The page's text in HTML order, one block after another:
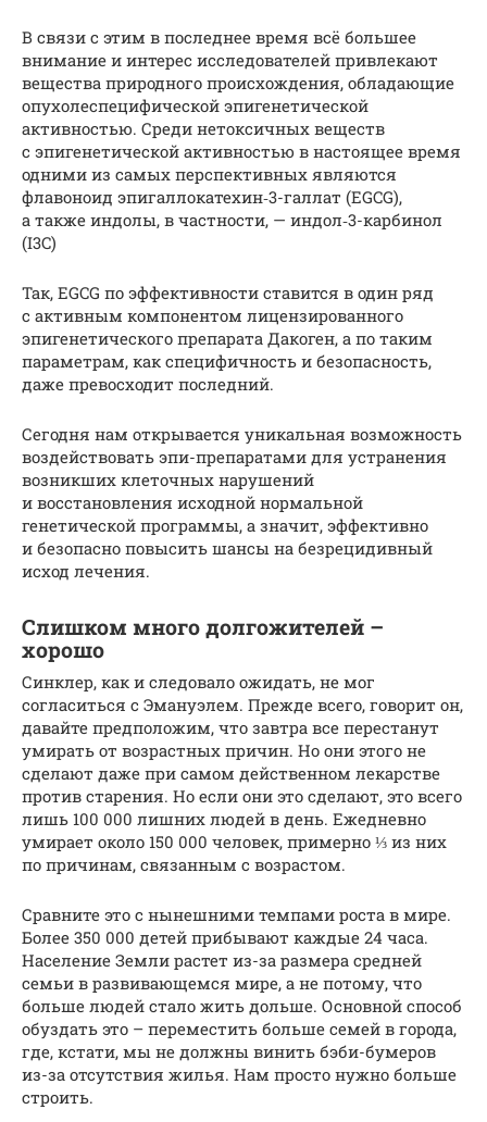
В связи с этим в последнее время всё большее
внимание и интерес исследователей привлекают
вещества природного происхождения, обладающие
опухолеспецифической эпигенетической
активностью. Среди нетоксичных веществ
с эпигенетической активностью в настоящее время
одними из самых перспективных являются
флавоноид эпигаллокатехин‑3-галлат (EGCG),
а также индолы, в частности, — индол‑3-карбинол
(I3C)
Так, EGCG по эффективности ставится в один ряд
с активным компонентом лицензированного
эпигенетического препарата Дакоген, а по таким
параметрам, как специфичность и безопасность,
даже превосходит последний.
Сегодня нам открывается уникальная возможность
воздействовать эпи-препаратами для устранения
возникших клеточных нарушений
и восстановления исходной нормальной
генетической программы, а значит, эффективно
и безопасно повысить шансы на безрецидивный
исход лечения.
Слишком много долгожителей –
хорошо
Синклер, как и следовало ожидать, не мог
согласиться с Эмануэлем. Прежде всего, говорит он,
давайте предположим, что завтра все перестанут
умирать от возрастных причин. Но они этого не
сделают даже при самом действенном лекарстве
против старения. Но если они это сделают, это всего
лишь 100 000 лишних людей в день. Ежедневно
умирает около 150 000 человек, примерно ⅓ из них
по причинам, связанным с возрастом.
Сравните это с нынешними темпами роста в мире.
Более 350 000 детей прибывают каждые 24 часа.
Население Земли растет из-за размера средней
семьи в развивающемся мире, а не потому, что
больше людей стало жить дольше. Основной способ
обуздать это – переместить больше семей в города,
где, кстати, мы не должны винить бэби-бумеров
из-за отсутствия жилья. Нам просто нужно больше
строить.